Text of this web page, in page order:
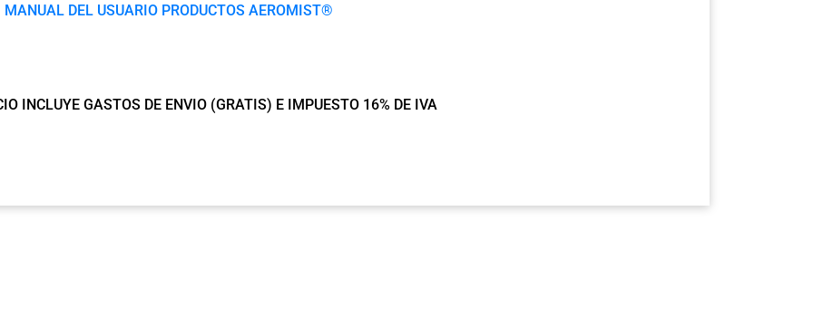
MANUAL DEL USUARIO PRODUCTOS AEROMIST®
INCLUYE GASTOS DE ENVIO (GRATIS) E IMPUESTO 16% DE IVA